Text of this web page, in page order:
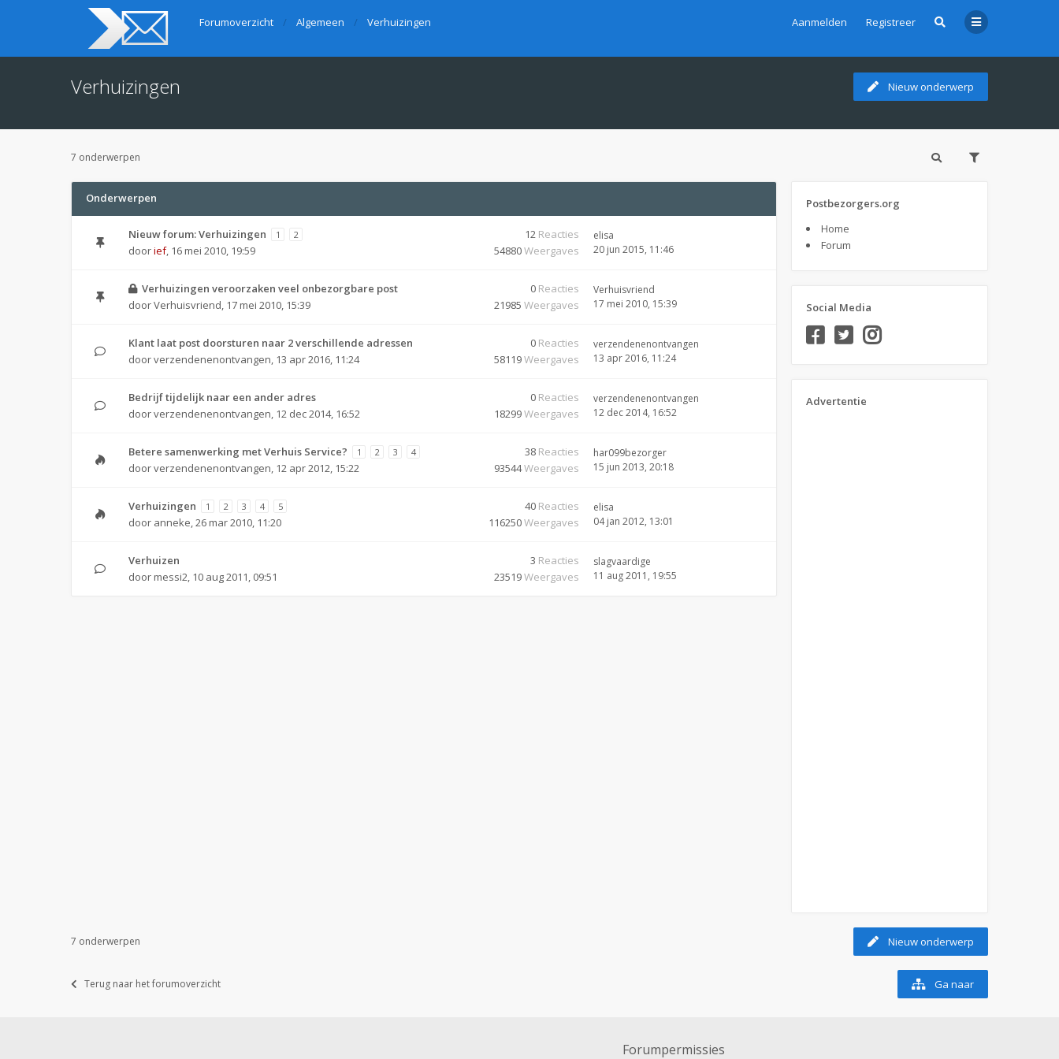
Aanmelden Registreer
Forumoverzicht Algemeen Verhuizingen
Verhuizingen Nieuw onderwerp
7 onderwerpen
Onderwerpen
Nieuw forum: Verhuizingen 1 2
doorief, 16 mei 2010, 19:59
12 Reacties
54880Weergaves
elisa
20 jun 2015, 11:46
Verhuizingen veroorzaken veel onbezorgbare post
doorVerhuisvriend, 17 mei 2010, 15:39
0 Reacties
21985 Weergaves
Verhuisvriend
17 mei 2010, 15:39
Klant laat post doorsturen naar 2 verschillende adressen
doorverzendenenontvangen, 13 apr 2016, 11:24
0 Reacties
58119Weergaves
verzendenenontvangen
13 apr 2016, 11:24
Bedrijf tijdelijk naar een ander adres
doorverzendenenontvangen, 12 dec 2014, 16:52
0 Reacties
18299Weergaves
verzendenenontvangen
12 dec 2014, 16:52
Betere samenwerking met Verhuis Service? 1 2 3 4
doorverzendenenontvangen, 12 apr 2012, 15:22
38 Reacties
93544Weergaves
har099bezorger
15 jun 2013, 20:18
Verhuizingen 1 2 3 4 5
door anneke,26 mar 2010, 11:20
40 Reacties
116250Weergaves
elisa
04 jan 2012, 13:01
Verhuizen
door messi2, 10 aug 2011, 09:51
3 Reacties
23519Weergaves
slagvaardige
11 aug 2011, 19:55
Postbezorgers.org
Home
Forum
Social Media
Advertentie
Nieuw onderwerp
7 onderwerpen
Terug naar het forumoverzicht Ga naar
Forumpermissies